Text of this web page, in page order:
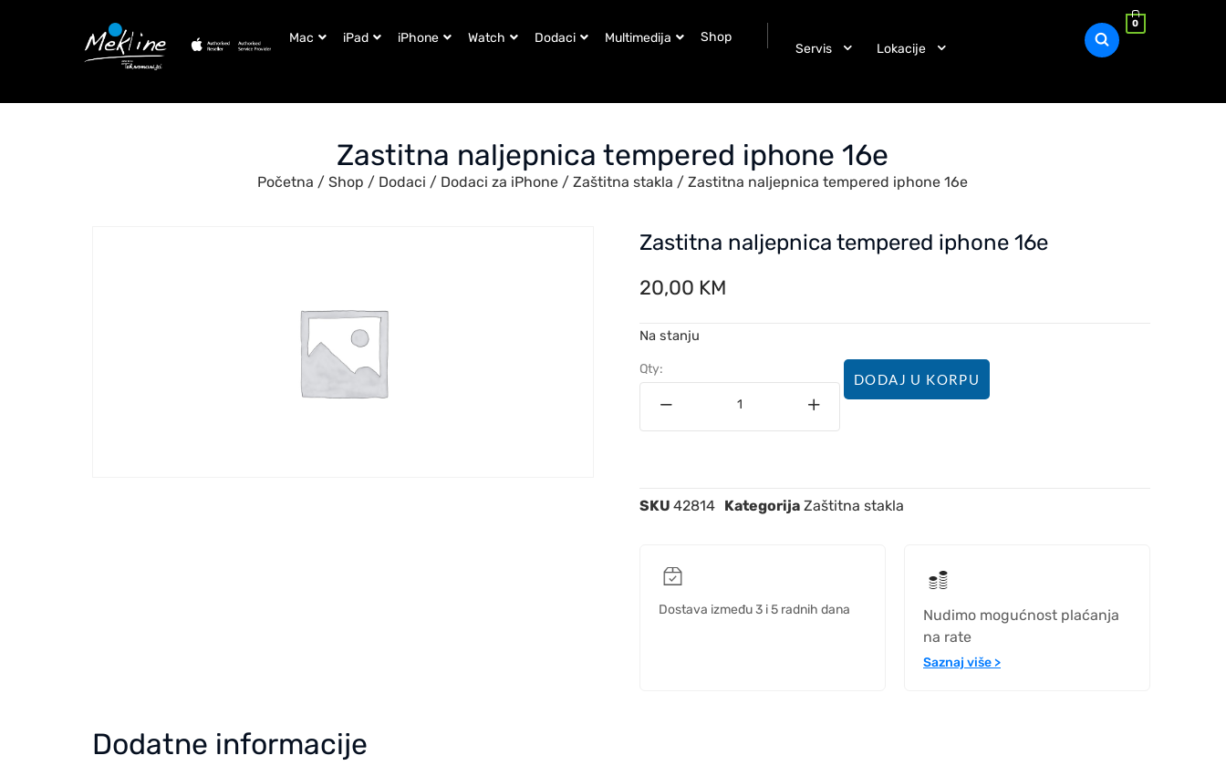
Mac iPad iPhone Watch Dodaci Multimedija Shop
Servis Lokacije
0
Zastitna naljepnica tempered iphone 16e
Početna / Shop / Dodaci / Dodaci za iPhone/ Zaštitna stakla / Zastitna naljepnica tempered iphone 16e
Zastitna naljepnica tempered iphone 16e
20,00 KM
Na stanju
Qty:
DODAJ U KORPU
SKU 42814 Kategorija Zaštitna stakla
Dostava između 3 i 5 radnih dana
Nudimo mogućnost plaćanja
na rate
Saznaj više >
Dodatne informacije